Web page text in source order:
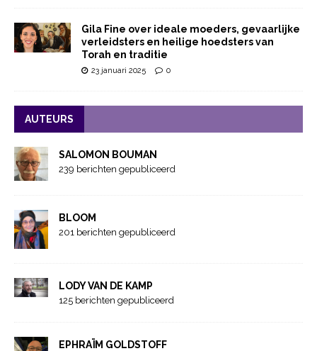
Gila Fine over ideale moeders, gevaarlijke
verleidsters en heilige hoedsters van
Torah en traditie
23 januari 2025 0
AUTEURS
SALOMON BOUMAN
239 berichten gepubliceerd
BLOOM
201 berichten gepubliceerd
LODY VAN DE KAMP
125 berichten gepubliceerd
EPHRAÏM GOLDSTOFF